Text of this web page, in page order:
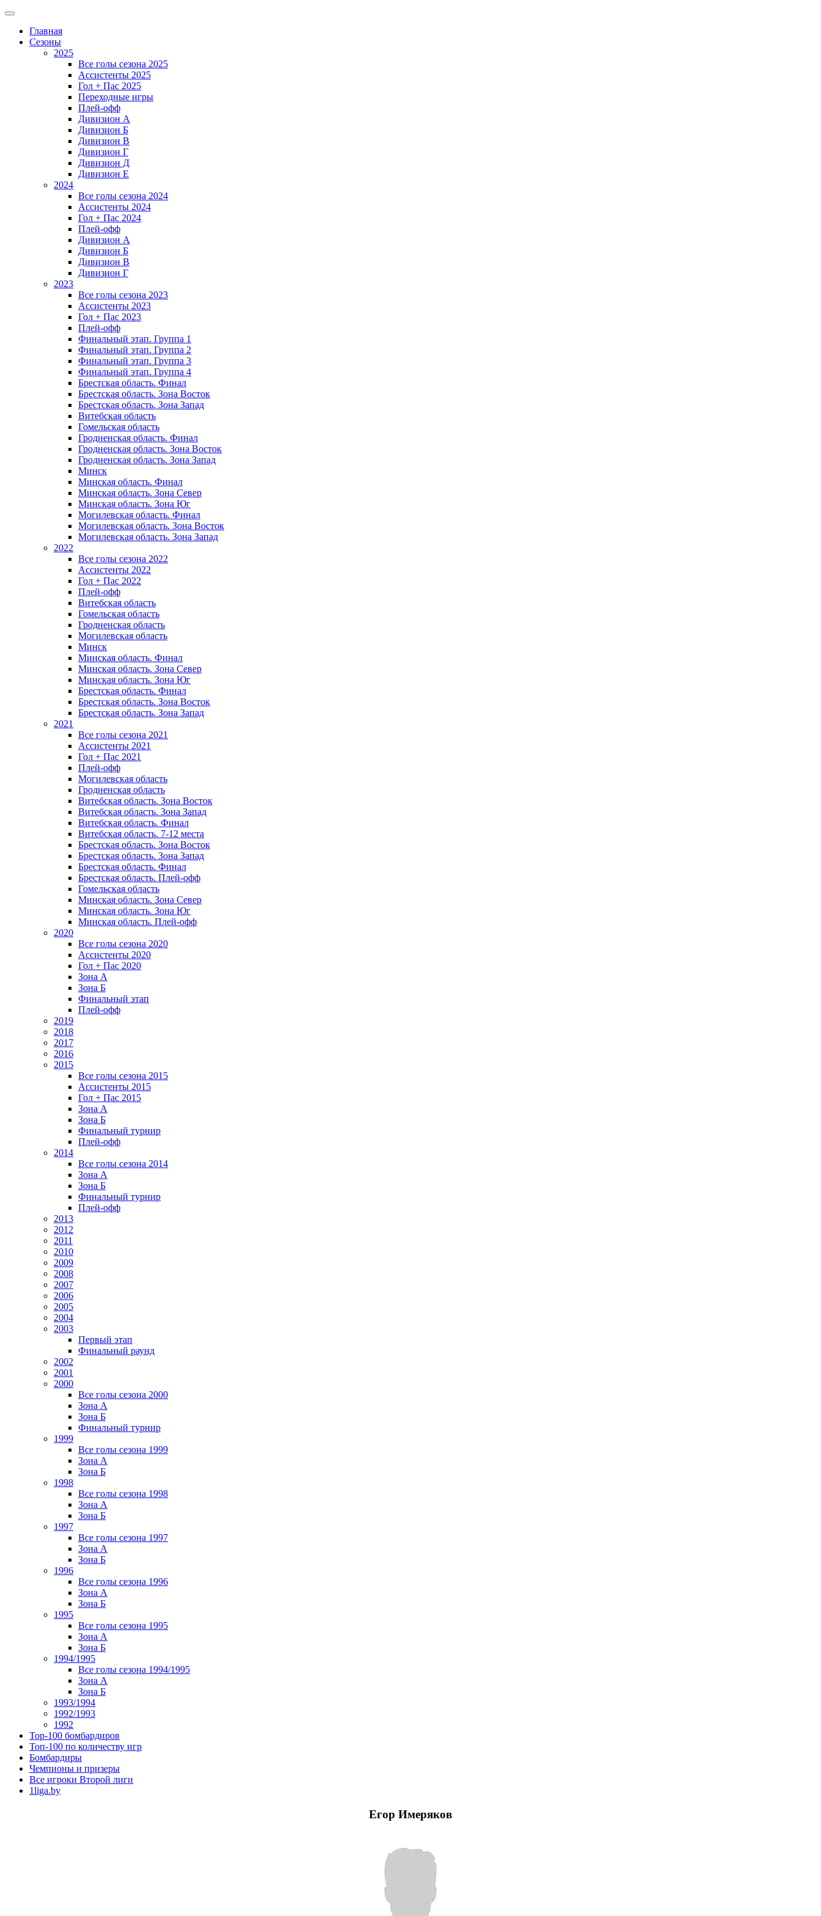
Главная
Сезоны
2025
Все голы сезона 2025
Ассистенты 2025
Гол + Пас 2025
Переходные игры
Плей-офф
Дивизион A
Дивизион Б
Дивизион В
Дивизион Г
Дивизион Д
Дивизион Е
2024
Все голы сезона 2024
Ассистенты 2024
Гол + Пас 2024
Плей-офф
Дивизион A
Дивизион Б
Дивизион В
Дивизион Г
2023
Все голы сезона 2023
Ассистенты 2023
Гол + Пас 2023
Плей-офф
Финальный этап. Группа 1
Финальный этап. Группа 2
Финальный этап. Группа 3
Финальный этап. Группа 4
Брестская область. Финал
Брестская область. Зона Восток
Брестская область. Зона Запад
Витебская область
Гомельская область
Гродненская область. Финал
Гродненская область. Зона Восток
Гродненская область. Зона Запад
Минск
Минская область. Финал
Минская область. Зона Север
Минская область. Зона Юг
Могилевская область. Финал
Могилевская область. Зона Восток
Могилевская область. Зона Запад
2022
Все голы сезона 2022
Ассистенты 2022
Гол + Пас 2022
Плей-офф
Витебская область
Гомельская область
Гродненская область
Могилевская область
Минск
Mинская область. Финал
Минская область. Зона Север
Минская область. Зона Юг
Брестская область. Финал
Брестская область. Зона Восток
Брестская область. Зона Запад
2021
Все голы сезона 2021
Ассистенты 2021
Гол + Пас 2021
Плей-офф
Могилевская область
Гродненская область
Витебская область. Зона Восток
Витебская область. Зона Запад
Витебская область. Финал
Витебская область. 7-12 места
Брестская область. Зона Восток
Брестская область. Зона Запад
Брестская область. Финал
Брестская область. Плей-офф
Гомельская область
Минская область. Зона Север
Минская область. Зона Юг
Минская область. Плей-офф
2020
Все голы сезона 2020
Ассистенты 2020
Гол + Пас 2020
Зона А
Зона Б
Финальный этап
Плей-офф
2019
2018
2017
2016
2015
Все голы сезона 2015
Ассистенты 2015
Гол + Пас 2015
Зона А
Зона Б
Финальный турнир
Плей-офф
2014
Все голы сезона 2014
Зона А
Зона Б
Финальный турнир
Плей-офф
2013
2012
2011
2010
2009
2008
2007
2006
2005
2004
2003
Первый этап
Финальный раунд
2002
2001
2000
Все голы сезона 2000
Зона А
Зона Б
Финальный турнир
1999
Все голы сезона 1999
Зона А
Зона Б
1998
Все голы сезона 1998
Зона А
Зона Б
1997
Все голы сезона 1997
Зона А
Зона Б
1996
Все голы сезона 1996
Зона А
Зона Б
1995
Все голы сезона 1995
Зона А
Зона Б
1994/1995
Все голы сезона 1994/1995
Зона А
Зона Б
1993/1994
1992/1993
1992
Top-100 бомбардиров
Топ-100 по количеству игр
Бомбардиры
Чемпионы и призеры
Все игроки Второй лиги
1liga.by
Егор Имеряков